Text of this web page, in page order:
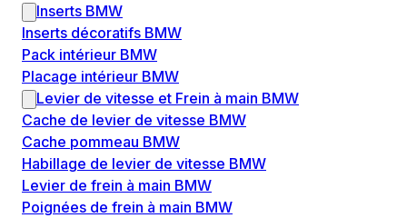
Inserts BMW
Inserts décoratifs BMW
Pack intérieur BMW
Placage intérieur BMW
Levier de vitesse et Frein à main BMW
Cache de levier de vitesse BMW
Cache pommeau BMW
Habillage de levier de vitesse BMW
Levier de frein à main BMW
Poignées de frein à main BMW